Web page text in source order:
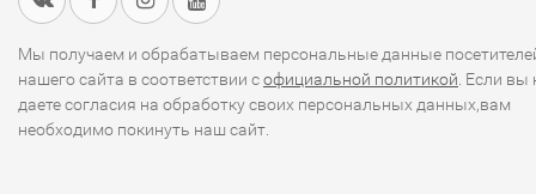
Мы получаем и обрабатываем персональные данные
нашего сайта в соответствии софициальной политикой . Если вы
даете согласия на обработку своих персональных данных,вам
необходимо покинуть наш сайт.